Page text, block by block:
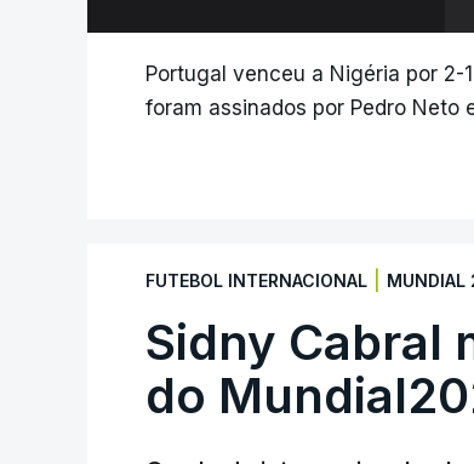
Portugal venceu a Nigéria por
foram assinados por Pedro Neto
FUTEBOL INTERNACIONAL MUNDIAL
Sidny Cabral
do